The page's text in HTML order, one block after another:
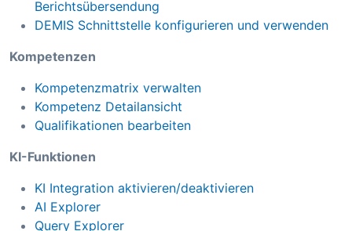
Berichtsübersendung
DEMIS Schnittstelle konfigurieren und verwenden
Kompetenzen
Kompetenzmatrix verwalten
Kompetenz Detailansicht
Qualifikationen bearbeiten
KI-Funktionen
KI Integration aktivieren/deaktivieren
AI Explorer
Query Explorer